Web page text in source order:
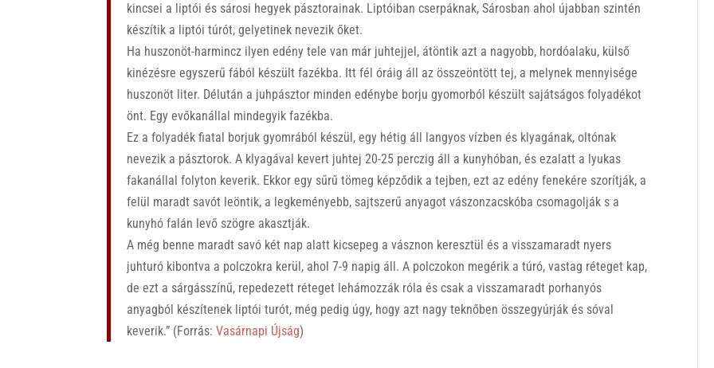
kincsei a liptói és sárosi hegyek pásztorainak. Liptóiban cserpáknak, Sárosban ahol újabban szintén
készítik a liptói túrót, gelyetinek nevezik őket.
Ha huszonöt-harmincz ilyen edény tele van már juhtejjel, átöntik azt a nagyobb, hordóalaku, külső
kinézésre egyszerű fából készült fazékba. Itt fél óráig áll az összeöntött tej, a melynek mennyisége
huszonöt liter. Délután a juhpásztor minden edénybe borju gyomorból készült sajátságos folyadékot
önt. Egy evőkanállal mindegyik fazékba.
Ez a folyadék fiatal borjuk gyomrából készül, egy hétig áll langyos vízben és klyagának, oltónak
nevezik a pásztorok. A klyagával kevert juhtej 20-25 perczig áll a kunyhóban, és ezalatt a lyukas
fakanállal folyton keverik. Ekkor egy sűrű tömeg képződik a tejben, ezt az edény fenekére szorítják, a
felül maradt savót leöntik, a legkeményebb, sajtszerű anyagot vászonzacskóba csomagolják s a
kunyhó falán levő szögre akasztják.
A még benne maradt savó két nap alatt kicsepeg a vásznon keresztül és a visszamaradt nyers
juhturó kibontva a polczokra kerül, ahol 7-9 napig áll. A polczokon megérik a túró, vastag réteget kap,
de ezt a sárgásszínű, repedezett réteget lehámozzák róla és csak a visszamaradt porhanyós
anyagból készítenek liptói turót, még pedig úgy, hogy azt nagy teknőben összegyúrják és sóval
keverik.” (Forrás:Vasárnapi Újság)